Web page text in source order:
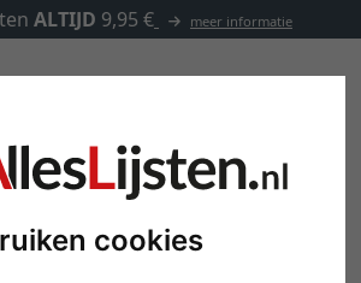
cookies
ALTIJD 9,95 € meer informatie